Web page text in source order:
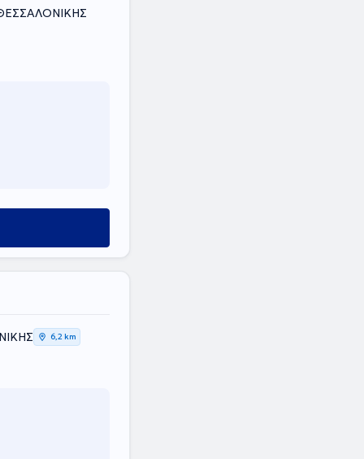
6,2 km